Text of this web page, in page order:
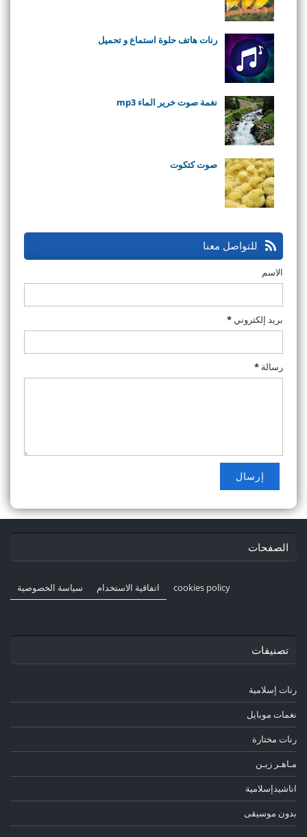
رنات هاتف حلوة استماع و تحميل
نغمة صوت خرير الماء mp3
صوت كتكوت
للتواصل معنا
الاسم
بريد إلكتروني*
رسالة *
الصفحات
سياسة الخصوصية اتفاقية الاستخدام cookies policy
تصنيفات
رنات إسلامية
نغمات موبايل
رنات مختارة
مـاهـر زيـن
اناشيدإسلامية
بدون موسيقى